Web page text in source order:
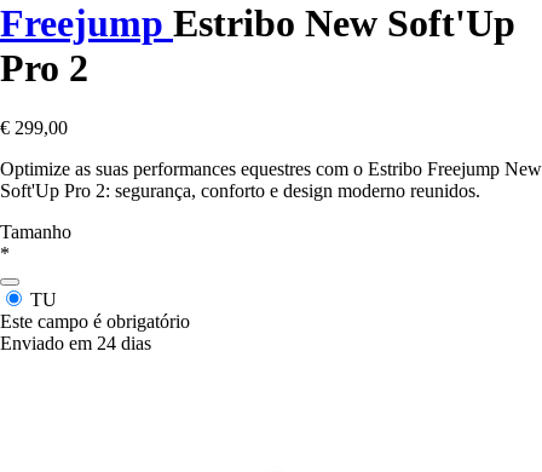
Freejump Estribo New Soft'Up
Pro 2
€ 299,00
Optimize as suas performances equestres com o Estribo Freejump New
Soft'Up Pro 2: segurança, conforto e design moderno reunidos.
Tamanho
*
TU
Este campo é obrigatório
Enviado em 24 dias